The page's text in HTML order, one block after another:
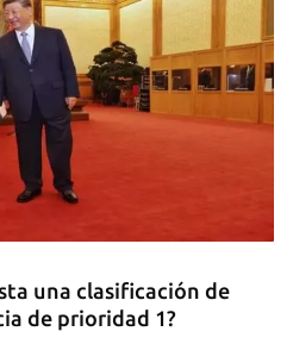
una clasificación de
de prioridad 1?